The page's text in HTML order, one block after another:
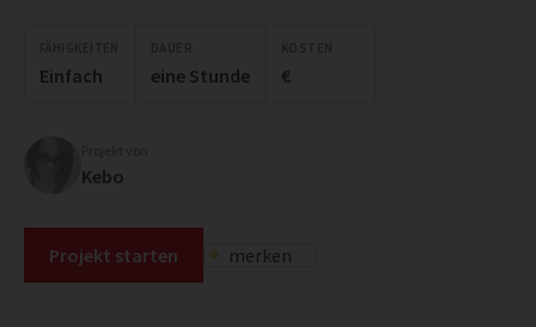
Einfach eine Stunde €
Kebo
Projekt starten merken